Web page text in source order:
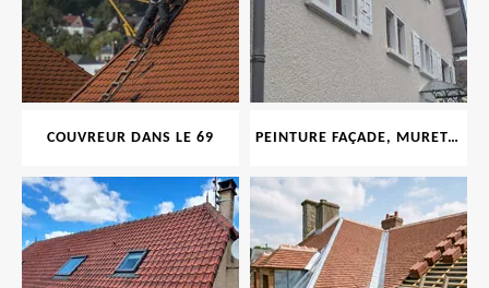
COUVREUR DANS LE 69 PEINTURE FAÇADE, MURET, TOITURE, BOISERIE, FERRONERIE, GOUTTIÈRE 69